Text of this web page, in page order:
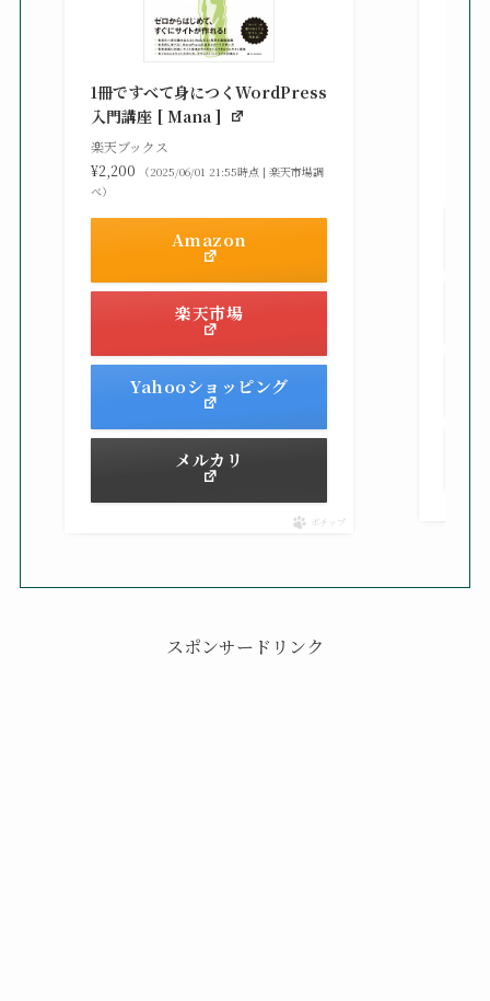
1冊ですべて身につくWordPress
入門講座 [ Mana ]
楽天ブックス
¥2,200
（2025/06/01 21:55時点 | 楽天市場調
べ）
Amazon
楽天市場
Yahooショッピング
メルカリ
ポチップ
スポンサードリンク